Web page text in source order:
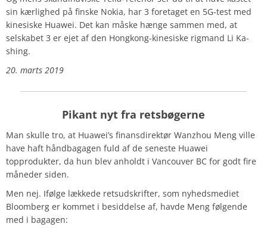
sin kærlighed på finske Nokia, har 3 foretaget en 5G-test med
kinesiske Huawei. Det kan måske hænge sammen med, at
selskabet 3 er ejet af den Hongkong-kinesiske rigmand Li Ka-
shing.
20. marts 2019
Pikant nyt fra retsbøgerne
Man skulle tro, at Huawei’s finansdirektør Wanzhou Meng ville
have haft håndbagagen fuld af de seneste Huawei
topprodukter, da hun blev anholdt i Vancouver BC for godt fire
måneder siden.
Men nej. Ifølge lækkede retsudskrifter, som nyhedsmediet
Bloomberg er kommet i besiddelse af, havde Meng følgende
med i bagagen: